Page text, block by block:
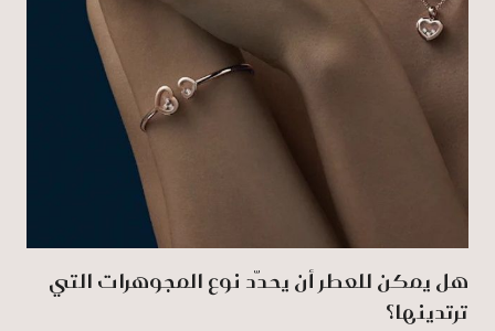
هل يمكن للعطر أن يحدّد نوع المجوهرات التي
ترتدينها؟